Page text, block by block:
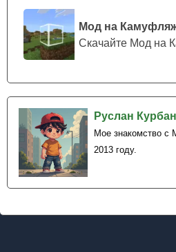
Руслан
Мое знакомство с
2013 году.